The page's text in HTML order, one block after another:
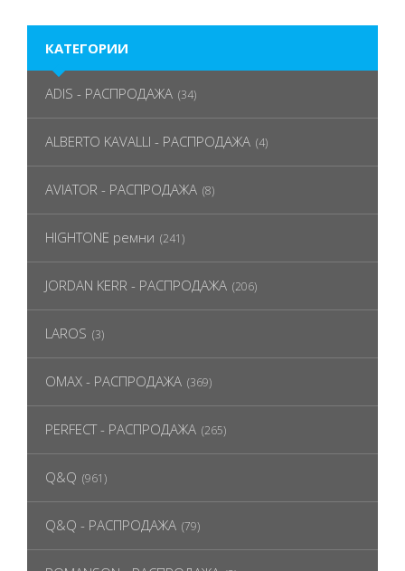
КАТЕГОРИИ
ADIS - РАСПРОДАЖА (34)
ALBERTO KAVALLI - РАСПРОДАЖА (4)
AVIATOR - РАСПРОДАЖА (8)
HIGHTONE ремни (241)
JORDAN KERR - РАСПРОДАЖА (206)
LAROS (3)
OMAX - РАСПРОДАЖА (369)
PERFECT - РАСПРОДАЖА (265)
Q&Q (961)
Q&Q - РАСПРОДАЖА (79)